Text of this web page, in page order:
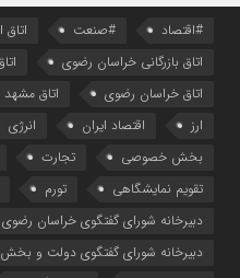
#اقتصاد #صنعت اتاق
اتاق بازرگانی خراسان رضوی
اتاق خراسان رضوی
اتاق مشهد
ارز
اقتصاد ایران انرژی
بخش خصوصی
تجارت
تقویم نمایشگاهی
تورم
دبیرخانه شورای گفتگوی خراسان رضوی
دبیرخانه شورای گفتگوی دولت و